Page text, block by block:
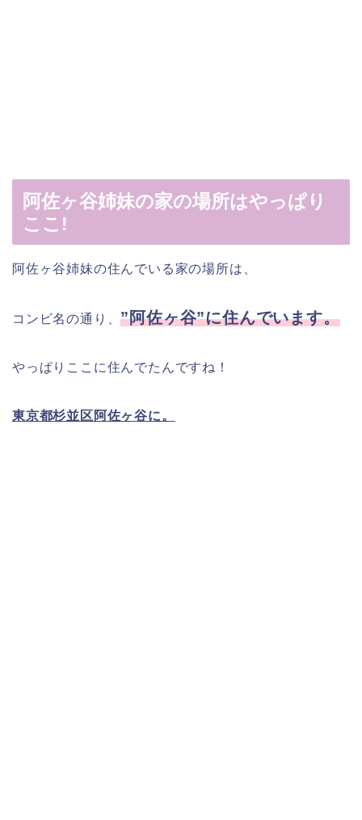
阿佐ヶ谷姉妹の家の場所はやっぱり
ここ!
阿佐ヶ谷姉妹の住んでいる家の場所は、
コンビ名の通り、”阿佐ヶ谷”に住んでいます。
やっぱりここに住んでたんですね！
東京都杉並区阿佐ヶ谷に。